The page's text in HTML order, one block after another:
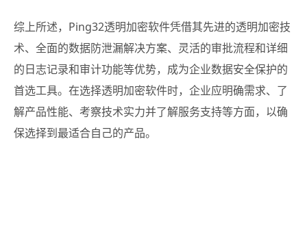
综上所述，Ping32透明加密软件凭借其先进的透明加密技
术、全面的数据防泄漏解决方案、灵活的审批流程和详细
的日志记录和审计功能等优势，成为企业数据安全保护的
首选工具。在选择透明加密软件时，企业应明确需求、了
解产品性能、考察技术实力并了解服务支持等方面，以确
保选择到最适合自己的产品。